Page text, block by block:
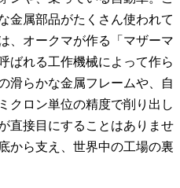
金属部品がたくさん使われて
、オークマが作る「マザーマ
ばれる工作機械によって作ら
滑らかな金属フレームや、自
クロン単位の精度で削り出し
直接目にすることはありませ
から支え、世界中の工場の裏